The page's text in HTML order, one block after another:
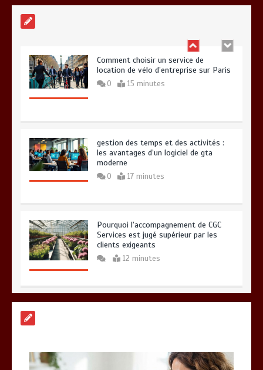
Comment choisir un service de
location de vélo d’entreprise sur Paris
0 15 minutes
gestion des temps et des activités :
les avantages d’un logiciel de gta
moderne
0 17 minutes
Pourquoi l’accompagnement de CGC
Services est jugé supérieur par les
clients exigeants
12 minutes